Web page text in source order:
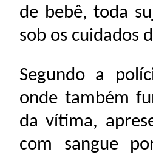
de bebê, toda
sob os cuidados
Segundo a
onde também
da vítima,
com sangue